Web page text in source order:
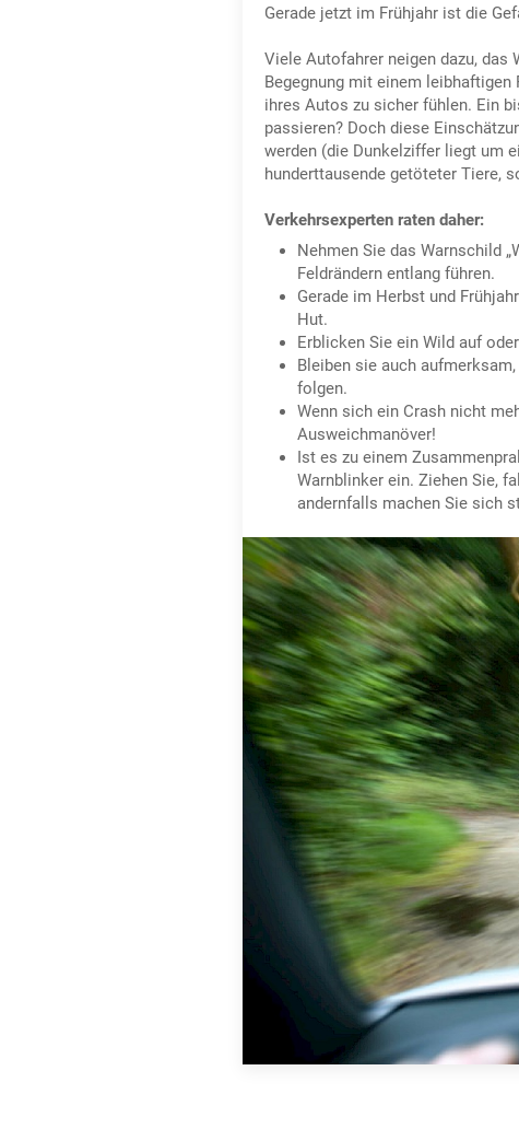
Gerade jetzt im Frühjahr ist die
Viele Autofahrer neigen dazu, das
Begegnung mit einem
ihres Autos zu sicher fühlen. Ein
passieren? Doch diese
werden (die Dunkelziffer liegt um
hunderttausende getöteter Tiere,
Verkehrsexperten raten daher:
Nehmen Sie das Warnschild
Feldrändern entlang führen.
Gerade im Herbst und
Hut.
Erblicken Sie ein Wild auf
Bleiben sie auch
folgen.
Wenn sich ein Crash nicht
Ausweichmanöver!
Ist es zu einem
Warnblinker ein. Ziehen Sie,
andernfalls machen Sie sich